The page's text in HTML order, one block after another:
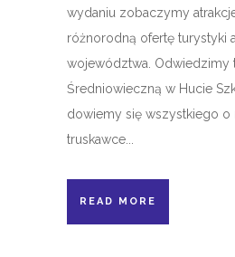
wydaniu zobaczymy
różnorodną ofertę turystyki
województwa. Odwiedzimy
Średniowieczną w Hucie
dowiemy się wszystkiego o
truskawce...
READ MORE